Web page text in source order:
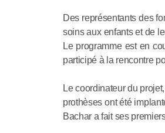
Des représentants des
soins aux enfants et de
Le programme est en
participé à la rencontre
Le coordinateur du
prothèses ont été
Bachar a fait ses